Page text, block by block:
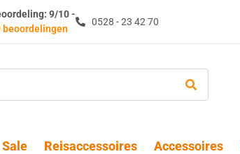
9/10 -
beoordelingen
0528 - 23 42 70
Sale Reisaccessoires Accessoires